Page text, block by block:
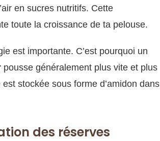
en sucres nutritifs. Cette
toute la croissance de ta pelouse.
est importante. C’est pourquoi un
pousse généralement plus vite et plus
est stockée sous forme d’amidon dans
des réserves